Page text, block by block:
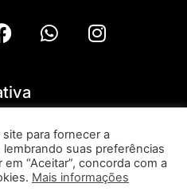
de Privacidade
para fornecer a
suas preferências
“Aceitar”, concorda com a
Mais informações